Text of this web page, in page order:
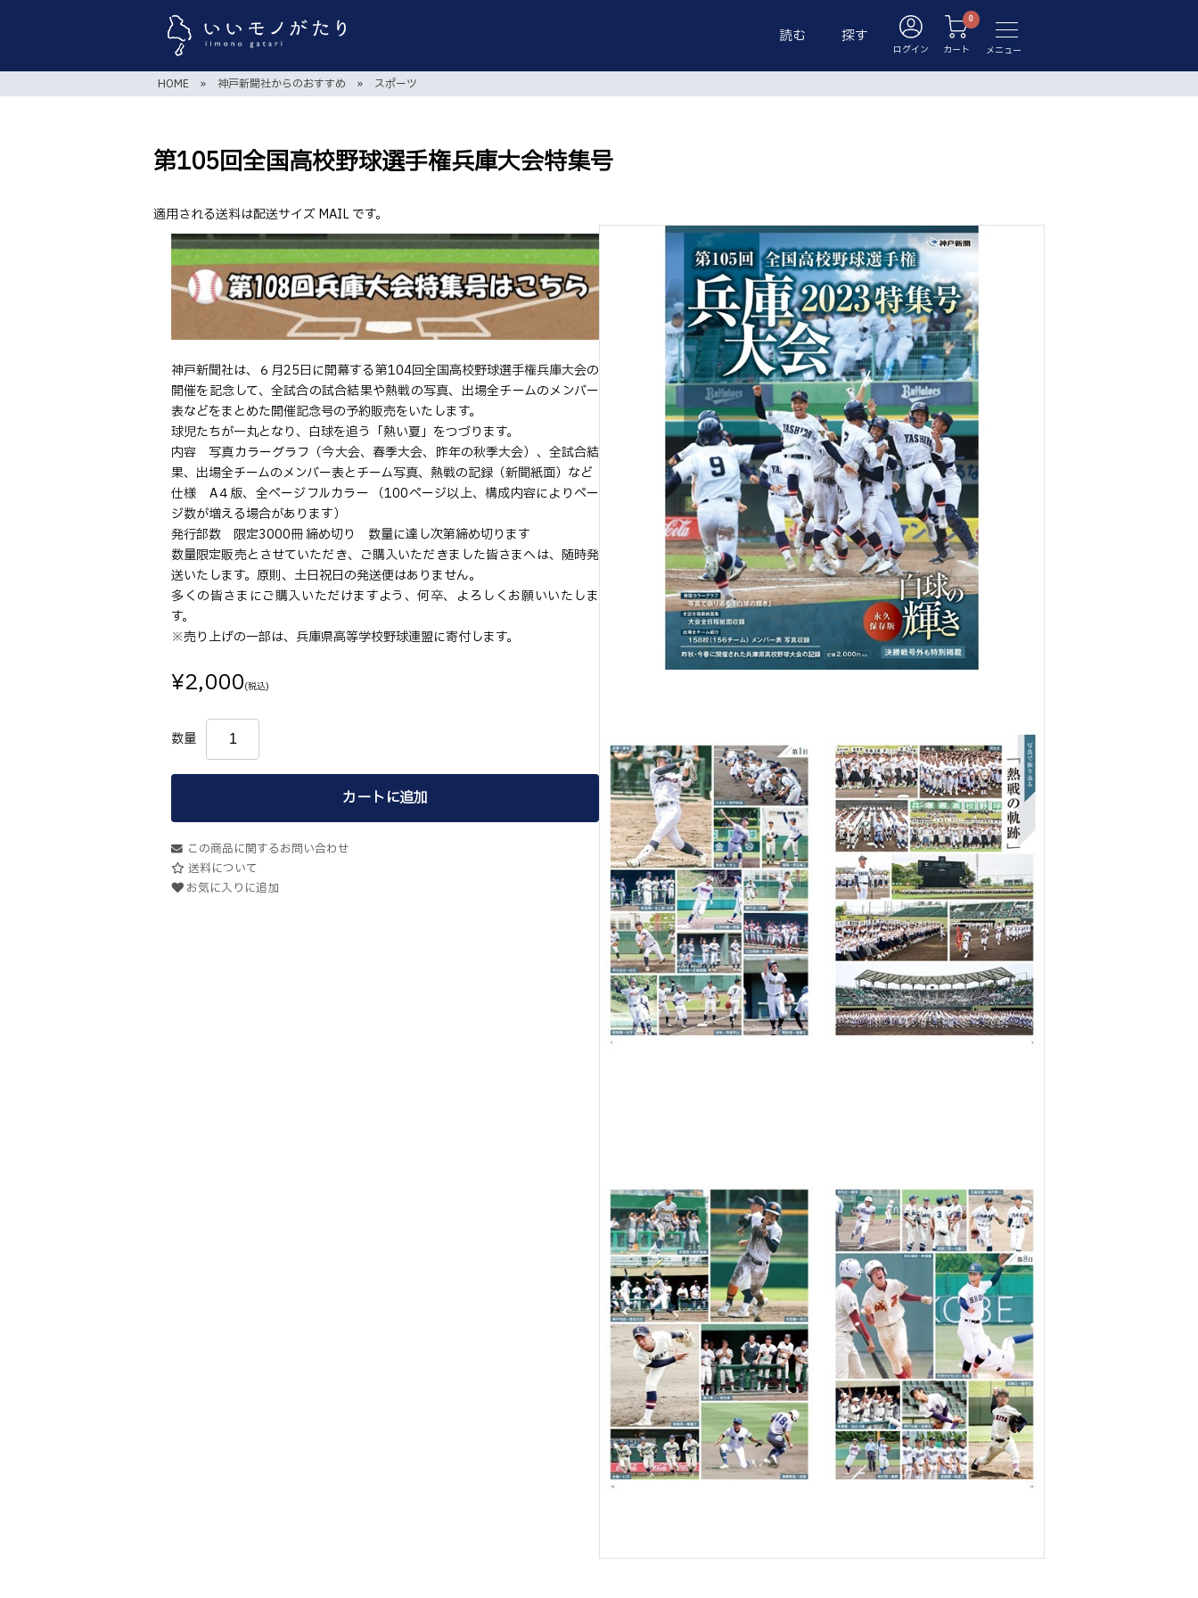
読む 探す
ログイン カート メニュー
HOME » 神戸新聞社からのおすすめ » スポーツ
第105回全国高校野球選手権兵庫大会特集号
適用される送料は配送サイズ MAIL です。
神戸新聞社は、６月25日に開幕する第104回全国高校野球選手権兵庫大会の
開催を記念して、全試合の試合結果や熱戦の写真、出場全チームのメンバー
表などをまとめた開催記念号の予約販売をいたします。
球児たちが一丸となり、白球を追う「熱い夏」をつづります。
内容 写真カラーグラフ（今大会、春季大会、昨年の秋季大会）、全試合結
果、出場全チームのメンバー表とチーム写真、熱戦の記録（新聞紙面）など
仕様 A４版、全ページフルカラー （100ページ以上、構成内容によりペー
ジ数が増える場合があります）
発行部数 限定3000冊 締め切り 数量に達し次第締め切ります
数量限定販売とさせていただき、ご購入いただきました皆さまへは、随時発
送いたします。原則、土日祝日の発送便はありません。
多くの皆さまにご購入いただけますよう、何卒、よろしくお願いいたしま
す。
※売り上げの一部は、兵庫県高等学校野球連盟に寄付します。
¥2,000(税込)
数量
カートに追加
この商品に関するお問い合わせ
送料について
お気に入りに追加